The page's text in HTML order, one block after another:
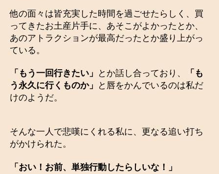
他の面々は皆充実した時間を過ごせたらしく、買
ってきたお土産片手に、あそこがよかったとか、
あのアトラクションが最高だったとか盛り上がっ
ている。
「もう一回行きたい」 とか話し合っており、
「も
う永久に行くものか」
と唇をかんでいるのは私だ
けのようだ。
そんな一人で悲嘆にくれる私に、更なる追い打ち
がかけられた。
「おい！お前、単独行動したらしいな！」